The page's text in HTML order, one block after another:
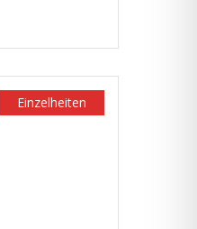
Einzelheiten